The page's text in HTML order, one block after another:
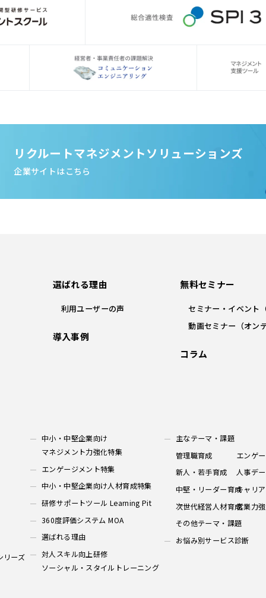
リクルートマネジメントソリューションズ
企業サイトはこちら
リーズ
中小・中堅企業向け
マネジメント力強化特集
エンゲージメント特集
中小・中堅企業向け人材育成特集
研修サポートツール Learning Pit
360度評価システム MOA
選ばれる理由
対人スキル向上研修
ソーシャル・スタイルトレーニング
主なテーマ・課題
管理職育成
新人・若手育成
中堅・リーダー育成
次世代経営人材育成
その他テーマ・課題
エンゲ
人事デ
キャリ
営業力
お悩み別サービス診断
選ばれる理由
利用ユーザーの声
導入事例
無料セミナー
セミナー・イベント
動画セミナー（オン
コラム